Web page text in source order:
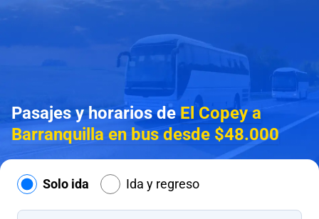
Pasajes y horarios deEl Copey a
Barranquilla en bus desde $48.000
Solo ida Ida y regreso